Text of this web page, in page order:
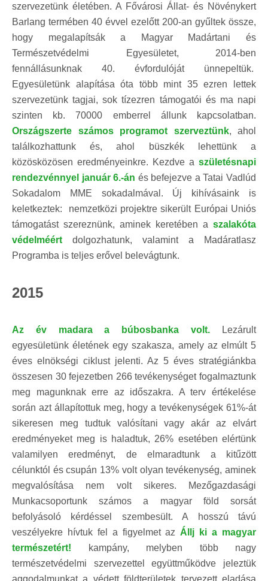
szervezetünk életében. A Fővárosi Állat- és Növénykert
Barlang termében 40 évvel ezelőtt 200-an gyűltek össze,
hogy megalapítsák a Magyar Madártani és
Természetvédelmi Egyesületet, 2014-ben
fennállásunknak 40. évfordulóját ünnepeltük.
Egyesületünk alapítása óta több mint 35 ezren lettek
szervezetünk tagjai, sok tízezren támogatói és ma napi
szinten kb. 70000 emberrel állunk kapcsolatban.
Országszerte számos programot szerveztünk, ahol
találkozhattunk és, ahol büszkék lehettünk a
közösközösen eredményeinkre. Kezdve a születésnapi
rendezvénnyel január 6.-án és befejezve a Tatai Vadlúd
Sokadalom MME sokadalmával. Új kihívásaink is
keletkeztek: nemzetközi projektre sikerült Európai Uniós
támogatást szereznünk, aminek keretében a szalakóta
védelméért dolgozhatunk, valamint a Madáratlasz
Programba is teljes erővel belevágtunk.
2015
Az év madara a búbosbanka volt.
Lezárult
egyesületünk életének egy szakasza, amely az elmúlt 5
éves elnökségi ciklust jelenti. Az 5 éves stratégiánkba
összesen 30 fejezetben 266 tevékenységet fogalmaztunk
meg magunknak erre az időszakra. A terv értékelése
során azt állapítottuk meg, hogy a tevékenységek 61%-át
sikeresen meg tudtuk valósítani vagy akár az elvárt
eredményeket meg is haladtuk, 26% esetében elértünk
valamilyen eredményt, de elmaradtunk a kitűzött
célunktól és csupán 13% volt olyan tevékenység, aminek
megvalósítása nem volt sikeres. Mezőgazdasági
Munkacsoportunk számos a magyar föld sorsát
befolyásoló kérdéssel szembesült. A hosszú távú
veszélyekre hívtuk fel a figyelmet az Állj ki a magyar
természetért!
kampány, melyben több nagy
természetvédelmi szervezettel együttműködve jeleztük